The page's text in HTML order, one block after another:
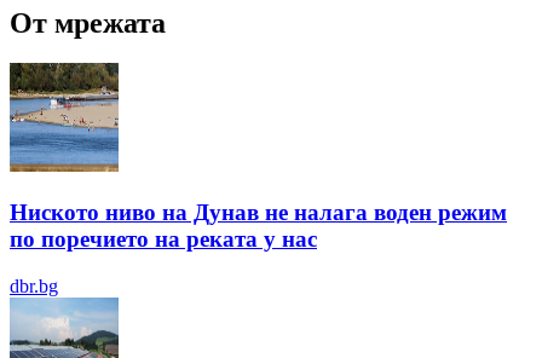
От мрежата
Ниското ниво на Дунав не налага воден режим
по поречието на реката у нас
dbr.bg